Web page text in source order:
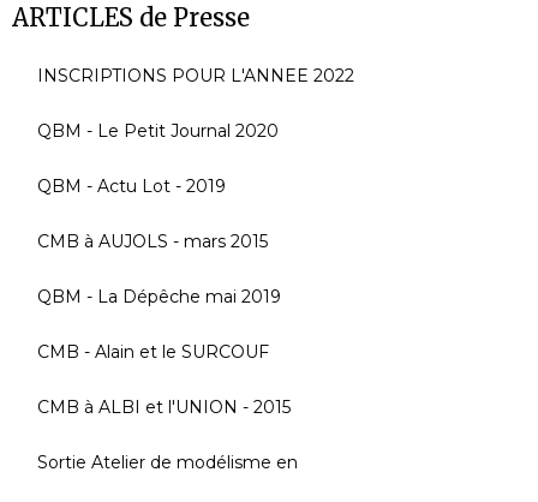
ARTICLES de Presse
INSCRIPTIONS POUR L'ANNEE 2022
QBM - Le Petit Journal 2020
QBM - Actu Lot - 2019
CMB à AUJOLS - mars 2015
QBM - La Dépêche mai 2019
CMB - Alain et le SURCOUF
CMB à ALBI et l'UNION - 2015
Sortie Atelier de modélisme en